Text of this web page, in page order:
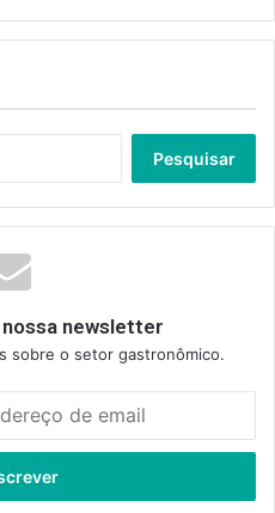
newsletter
sobre o setor gastronômico.